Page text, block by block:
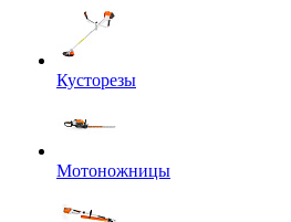
Кусторезы
Мотоножницы